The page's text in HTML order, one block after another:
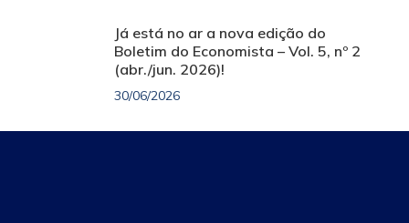
Já está no ar a nova edição do
Boletim do Economista – Vol. 5, nº 2
(abr./jun. 2026)!
30/06/2026